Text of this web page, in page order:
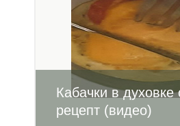
Кабачки в
рецепт (видео)